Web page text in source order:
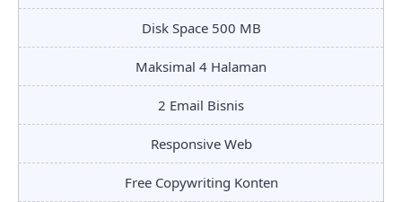
Disk Space 500 MB
Maksimal 4 Halaman
2 Email Bisnis
Responsive Web
Free Copywriting Konten